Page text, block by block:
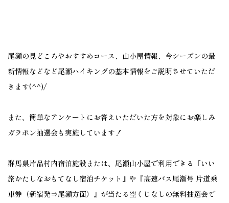
尾瀬の見どころやおすすめコース、山小屋情報、今シーズンの最
新情報などなど尾瀬ハイキングの基本情報をご説明させていただ
きます(^^)/
また、簡単なアンケートにお答えいただいた方を対象にお楽しみ
ガラポン抽選会も実施しています！
群馬県片品村内宿泊施設または、尾瀬山小屋で利用できる『いい
旅かたしなおもてなし宿泊チケット』や『高速バス尾瀬号 片道乗
車券（新宿発⇒尾瀬方面）』が当たる空くじなしの無料抽選会で